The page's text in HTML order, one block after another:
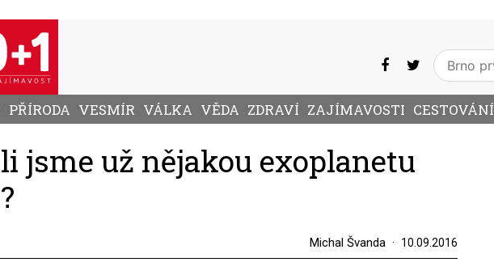
PŘÍRODA VESMÍR VÁLKA VĚDA ZDRAVÍ ZAJÍMAVOSTI CESTOVÁNÍ
jsme už nějakou exoplanetu
Michal Švanda 10.09.2016